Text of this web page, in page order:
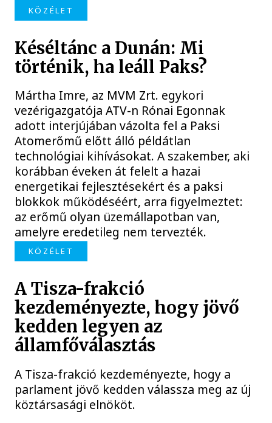
KÖZÉLET
Késéltánc a Dunán: Mi
történik, ha leáll Paks?
Mártha Imre, az MVM Zrt. egykori
vezérigazgatója ATV-n Rónai Egonnak
adott interjújában vázolta fel a Paksi
Atomerőmű előtt álló példátlan
technológiai kihívásokat. A szakember, aki
korábban éveken át felelt a hazai
energetikai fejlesztésekért és a paksi
blokkok működéséért, arra figyelmeztet:
az erőmű olyan üzemállapotban van,
amelyre eredetileg nem tervezték.
KÖZÉLET
A Tisza-frakció
kezdeményezte, hogy jövő
kedden legyen az
államfőválasztás
A Tisza-frakció kezdeményezte, hogy a
parlament jövő kedden válassza meg az új
köztársasági elnököt.